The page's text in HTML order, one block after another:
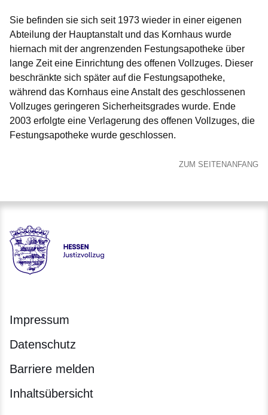
Sie befinden sie sich seit 1973 wieder in einer eigenen
Abteilung der Hauptanstalt und das Kornhaus wurde
hiernach mit der angrenzenden Festungsapotheke über
lange Zeit eine Einrichtung des offenen Vollzuges. Dieser
beschränkte sich später auf die Festungsapotheke,
während das Kornhaus eine Anstalt des geschlossenen
Vollzuges geringeren Sicherheitsgrades wurde. Ende
2003 erfolgte eine Verlagerung des offenen Vollzuges, die
Festungsapotheke wurde geschlossen.
ZUM SEITENANFANG
Hessen - Justizvollzug Hessen
Impressum
Datenschutz
Barriere melden
Inhaltsübersicht